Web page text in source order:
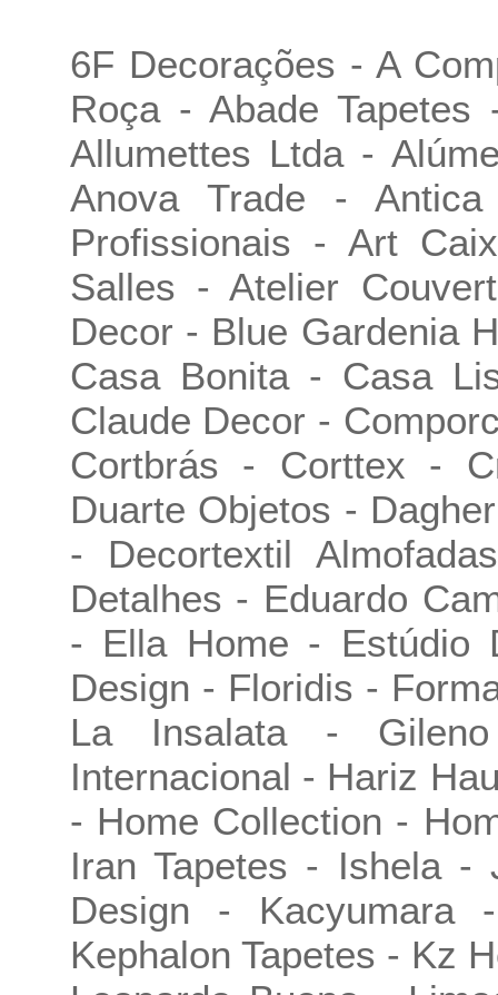
6F Decorações - A
Roça - Abade
Allumettes Ltda -
Anova Trade -
Profissionais - Art
Salles - Atelier
Decor - Blue Gardenia
Casa Bonita - Casa
Claude Decor -
Cortbrás - Corttex -
Duarte Objetos -
- Decortextil
Detalhes - Eduardo
- Ella Home - Estúdio
Design - Floridis -
La Insalata -
Internacional - Hariz
- Home Collection -
Iran Tapetes - Ishela
Design -
Kephalon Tapetes - Kz